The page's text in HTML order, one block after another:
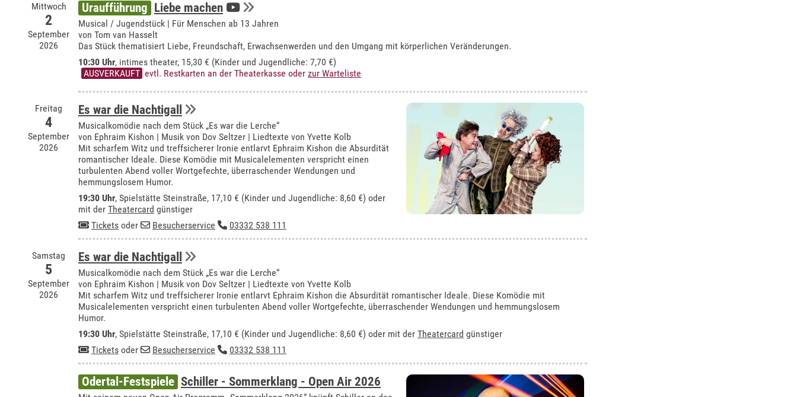
Mittwoch
2
September
2026
Uraufführung Liebe machen
Musical / Jugendstück | Für Menschen ab 13 Jahren
von Tom van Hasselt
Das Stück thematisiert Liebe, Freundschaft, Erwachsenwerden und den Umgang mit körperlichen Veränderungen.
10:30 Uhr, intimes theater, 15,30 € (Kinder und Jugendliche: 7,70 €)
AUSVERKAUFT evtl. Restkarten an der Theaterkasse oder zur Warteliste
Freitag
4
September
2026
Es war die Nachtigall
Musicalkomödie nach dem Stück „Es war die Lerche“
von Ephraim Kishon | Musik von Dov Seltzer | Liedtexte von Yvette Kolb
Mit scharfem Witz und treffsicherer Ironie entlarvt Ephraim Kishon die Absurdität
romantischer Ideale. Diese Komödie mit Musicalelementen verspricht einen
turbulenten Abend voller Wortgefechte, überraschender Wendungen und
hemmungslosem Humor.
19:30 Uhr, Spielstätte Steinstraße, 17,10 € (Kinder und Jugendliche: 8,60 €) oder
mit der Theatercard günstiger
Tickets oder Besucherservice 03332 538 111
Samstag
5
September
2026
Es war die Nachtigall
Musicalkomödie nach dem Stück „Es war die Lerche“
von Ephraim Kishon | Musik von Dov Seltzer | Liedtexte von Yvette Kolb
Mit scharfem Witz und treffsicherer Ironie entlarvt Ephraim Kishon die Absurdität romantischer Ideale. Diese Komödie mit
Musicalelementen verspricht einen turbulenten Abend voller Wortgefechte, überraschender Wendungen und hemmungslosem
Humor.
19:30 Uhr, Spielstätte Steinstraße, 17,10 € (Kinder und Jugendliche: 8,60 €) oder mit der Theatercard günstiger
Tickets oder Besucherservice 03332 538 111
Odertal-Festspiele Schiller - Sommerklang - Open Air 2026